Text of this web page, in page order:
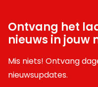
Ontvang het
nieuws in jouw
Mis niets! Ontvang
nieuwsupdates.